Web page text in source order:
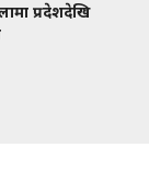
प्रदेशदेखि